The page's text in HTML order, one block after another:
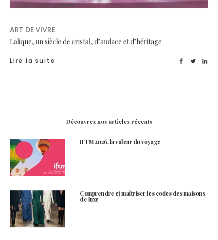
ART DE VIVRE
Lalique, un siècle de cristal, d’audace et d’héritage
Lire la suite
Découvrez nos articles récents
IFTM 2026, la valeur du voyage
Comprendre et maîtriser les codes des maisons
de luxe